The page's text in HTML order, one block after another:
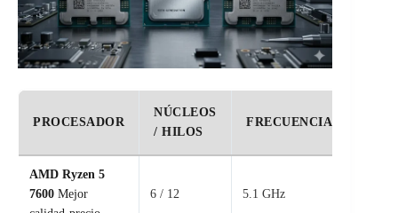
PROCESADOR
NÚCLEOS
/ HILOS
FRECUENCIA
AMD Ryzen 5
7600 Mejor
6 / 12 5.1 GHz